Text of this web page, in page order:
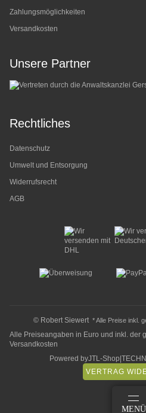
Zahlungsmöglichkeiten
Versandkosten
Unsere Partner
Rechtliches
Datenschutz
Umwelt und Entsorgung
Widerrufsrecht
AGB
© Robert Siewert* Alle Preise inkl.
Alle Preiseangaben in Euro und inkl. der
Versandkosten
Powered byJTL-Shop
VERTRAG
MENÜ